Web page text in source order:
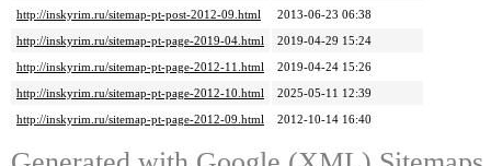
http://inskyrim.ru/sitemap-pt-post-2012-09.html
2013-06-23 06:38
http://inskyrim.ru/sitemap-pt-page-2019-04.html
2019-04-29 15:24
http://inskyrim.ru/sitemap-pt-page-2012-11.html
2019-04-24 15:26
http://inskyrim.ru/sitemap-pt-page-2012-10.html
2025-05-11 12:39
http://inskyrim.ru/sitemap-pt-page-2012-09.html
2012-10-14 16:40